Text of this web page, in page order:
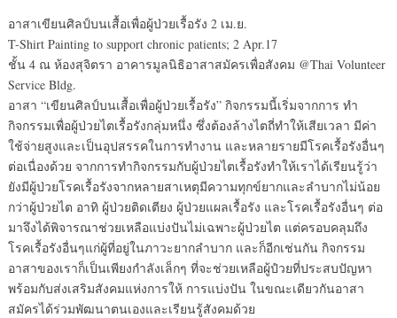
อาสาเขียนศิลป์บนเสื้อเพื่อผู้ป่วยเรื้อรัง 2 เม.ย.
T-Shirt Painting to support chronic patients; 2 Apr.17
ชั้น 4 ณ ห้องสุจิตรา อาคารมูลนิธิอาสาสมัครเพื่อสังคม @Thai Volunteer
Service Bldg.
อาสา “เขียนศิลป์บนเสื้อเพื่อผู้ป่วยเรื้อรัง” กิจกรรมนี้เริ่มจากการ ทำ
กิจกรรมเพื่อผู้ป่วยไตเรื้อรังกลุ่มหนึ่ง ซึ่งต้องล้างไตถี่ทำให้เสียเวลา มีค่า
ใช้จ่ายสูงและเป็นอุปสรรคในการทำงาน และหลายรายมีโรคเรื้อรังอื่นๆ
ต่อเนื่องด้วย จากการทำกิจกรรมกับผู้ป่วยไตเรื้อรังทำให้เราได้เรียนรู้ว่า
ยังมีผู้ป่วยโรคเรื้อรังจากหลายสาเหตุมีความทุกข์ยากและลำบากไม่น้อย
กว่าผู้ป่วยไต อาทิ ผู้ป่วยติดเตียง ผู้ป่วยแผลเรื้อรัง และโรคเรื้อรังอื่นๆ ต่อ
มาจึงได้พิจารณาช่วยเหลือแบ่งปันไม่เฉพาะผู้ป่วยไต แต่ครอบคลุมถึง
โรคเรื้อรังอื่นๆแก่ผู้ที่อยู่ในภาวะยากลำบาก และก็อีกเช่นกัน กิจกรรม
อาสาของเราก็เป็นเพียงกำลังเล็กๆ ที่จะช่วยเหลือผู้ปํวยที่ประสบปัญหา
พร้อมกับส่งเสริมสังคมแห่งการให้ การแบ่งปัน ในขณะเดียวกันอาสา
สมัครได้ร่วมพัฒนาตนเองและเรียนรู้สังคมด้วย